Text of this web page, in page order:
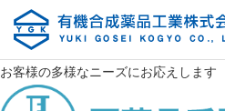
お客様の多様なニーズにお応えします